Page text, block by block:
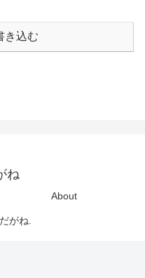
き込む
ね
About
がね.